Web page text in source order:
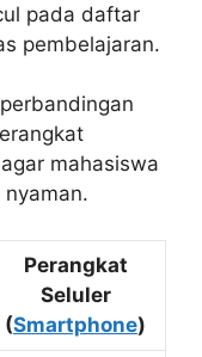
pada daftar
pembelajaran.
mahasiswa
Perangkat
Seluler
(Smartphone)